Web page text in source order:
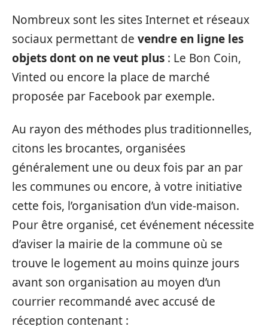
Nombreux sont les sites Internet et réseaux
sociaux permettant de vendre en ligne les
objets dont on ne veut plus : Le Bon Coin,
Vinted ou encore la place de marché
proposée par Facebook par exemple.
Au rayon des méthodes plus traditionnelles,
citons les brocantes, organisées
généralement une ou deux fois par an par
les communes ou encore, à votre initiative
cette fois, l’organisation d’un vide-maison.
Pour être organisé, cet événement nécessite
d’aviser la mairie de la commune où se
trouve le logement au moins quinze jours
avant son organisation au moyen d’un
courrier recommandé avec accusé de
réception contenant :